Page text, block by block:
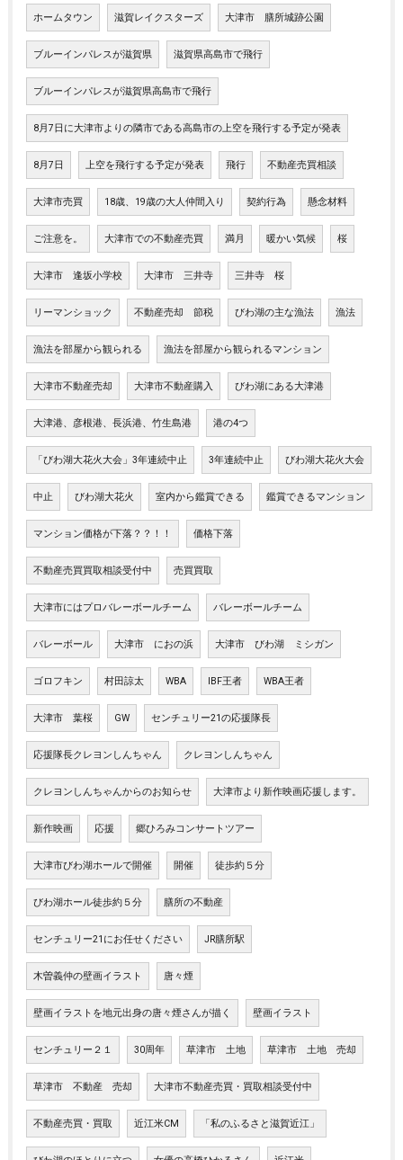
ホームタウン 滋賀レイクスターズ 大津市 膳所城跡公園
ブルーインパレスが滋賀県 滋賀県高島市で飛行
ブルーインパレスが滋賀県高島市で飛行
8月7日に大津市よりの隣市である高島市の上空を飛行する予定が発表
8月7日 上空を飛行する予定が発表 飛行 不動産売買相談
大津市売買 18歳、19歳の大人仲間入り 契約行為 懸念材料
ご注意を。 大津市での不動産売買 満月 暖かい気候 桜
大津市 逢坂小学校 大津市 三井寺 三井寺 桜
リーマンショック 不動産売却 節税 びわ湖の主な漁法 漁法
漁法を部屋から観られる 漁法を部屋から観られるマンション
大津市不動産売却 大津市不動産購入 びわ湖にある大津港
大津港、彦根港、長浜港、竹生島港 港の4つ
「びわ湖大花火大会」3年連続中止 3年連続中止 びわ湖大花火大会
中止 びわ湖大花火 室内から鑑賞できる 鑑賞できるマンション
マンション価格が下落？？！！ 価格下落
不動産売買買取相談受付中 売買買取
大津市にはプロバレーボールチーム バレーボールチーム
バレーボール 大津市 におの浜 大津市 びわ湖 ミシガン
ゴロフキン 村田諒太 WBA IBF王者 WBA王者
大津市 葉桜 GW センチュリー21の応援隊長
応援隊長クレヨンしんちゃん クレヨンしんちゃん
クレヨンしんちゃんからのお知らせ 大津市より新作映画応援します。
新作映画 応援 郷ひろみコンサートツアー
大津市びわ湖ホールで開催 開催 徒歩約５分
びわ湖ホール徒歩約５分 膳所の不動産
センチュリー21にお任せください JR膳所駅
木曽義仲の壁画イラスト 唐々煙
壁画イラストを地元出身の唐々煙さんが描く 壁画イラスト
センチュリー２１ 30周年 草津市 土地 草津市 土地 売却
草津市 不動産 売却 大津市不動産売買・買取相談受付中
不動産売買・買取 近江米CM 「私のふるさと滋賀近江」